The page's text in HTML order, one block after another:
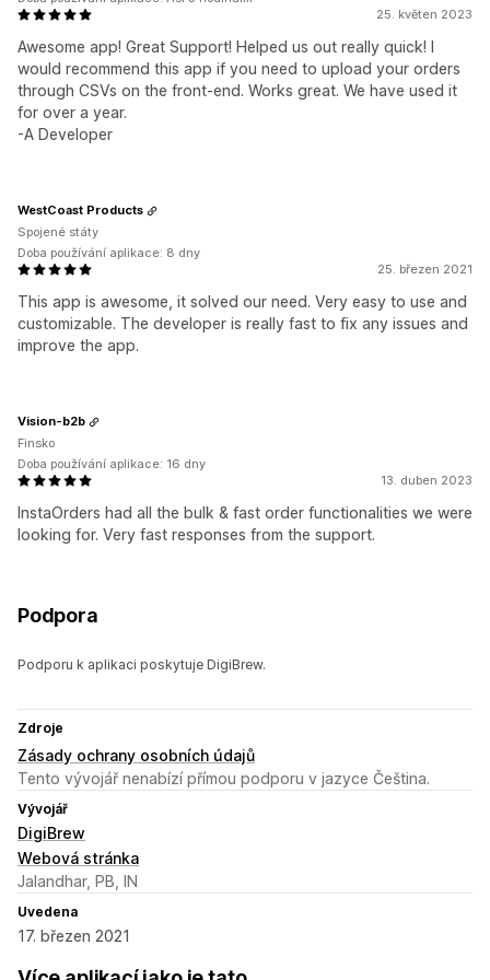
25. květen 2023
Awesome app! Great Support! Helped us out really quick! I
would recommend this app if you need to upload your orders
through CSVs on the front-end. Works great. We have used it
for over a year.
-A Developer
25. březen 2021
This app is awesome, it solved our need. Very easy to use and
customizable. The developer is really fast to fix any issues and
improve the app.
WestCoast Products
Spojené státy
Doba používání aplikace: 8 dny
13. duben 2023
InstaOrders had all the bulk & fast order functionalities we were
looking for. Very fast responses from the support.
Vision-b2b
Finsko
Doba používání aplikace: 16 dny
Podpora
Podporu k aplikaci poskytuje DigiBrew.
Zdroje
Zásady ochrany osobních údajů
Tento vývojář nenabízí přímou podporu v jazyce Čeština.
Vývojář
DigiBrew
Webová stránka
Jalandhar, PB, IN
Uvedena
17. březen 2021